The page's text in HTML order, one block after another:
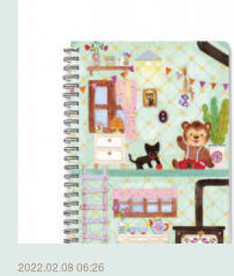
2022.02.08 06:26